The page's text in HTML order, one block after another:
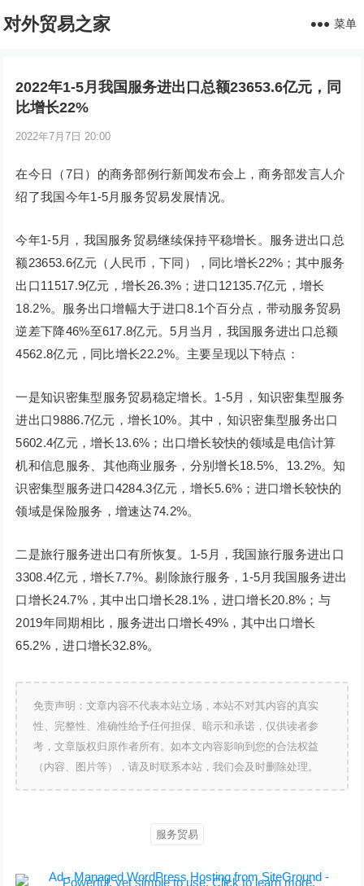
对外贸易之家 菜单
2022年1-5月我国服务进出口总额23653.6亿元，同
比增长22%
2022年7月7日 20:00
在今日（7日）的商务部例行新闻发布会上，商务部发言人介
绍了我国今年1-5月服务贸易发展情况。
今年1-5月，我国服务贸易继续保持平稳增长。服务进出口总
额23653.6亿元（人民币，下同），同比增长22%；其中服务
出口11517.9亿元，增长26.3%；进口12135.7亿元，增长
18.2%。服务出口增幅大于进口8.1个百分点，带动服务贸易
逆差下降46%至617.8亿元。5月当月，我国服务进出口总额
4562.8亿元，同比增长22.2%。主要呈现以下特点：
一是知识密集型服务贸易稳定增长。1-5月，知识密集型服务
进出口9886.7亿元，增长10%。其中，知识密集型服务出口
5602.4亿元，增长13.6%；出口增长较快的领域是电信计算
机和信息服务、其他商业服务，分别增长18.5%、13.2%。知
识密集型服务进口4284.3亿元，增长5.6%；进口增长较快的
领域是保险服务，增速达74.2%。
二是旅行服务进出口有所恢复。1-5月，我国旅行服务进出口
3308.4亿元，增长7.7%。剔除旅行服务，1-5月我国服务进出
口增长24.7%，其中出口增长28.1%，进口增长20.8%；与
2019年同期相比，服务进出口增长49%，其中出口增长
65.2%，进口增长32.8%。
免责声明：文章内容不代表本站立场，本站不对其内容的真实
性、完整性、准确性给予任何担保、暗示和承诺，仅供读者参
考，文章版权归原作者所有。如本文内容影响到您的合法权益
（内容、图片等），请及时联系本站，我们会及时删除处理。
服务贸易